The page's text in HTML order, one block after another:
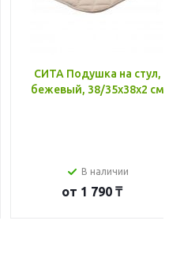
СИТА Подушка на стул,
бежевый, 38/35x38x2 см
В наличии
от 1 790 ₸